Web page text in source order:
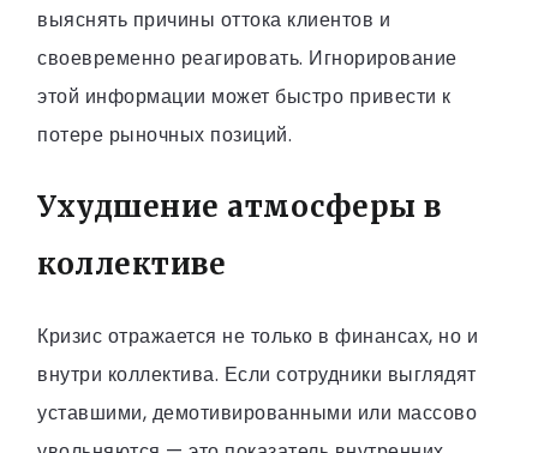
выяснять причины оттока клиентов и
своевременно реагировать. Игнорирование
этой информации может быстро привести к
потере рыночных позиций.
Ухудшение атмосферы в
коллективе
Кризис отражается не только в финансах, но и
внутри коллектива. Если сотрудники выглядят
уставшими, демотивированными или массово